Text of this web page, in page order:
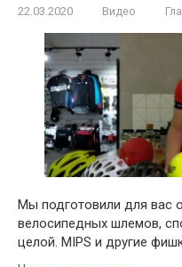
22.03.2020 Видео
Мы подготовили для вас
велосипедных шлемов,
целой. MIPS и другие